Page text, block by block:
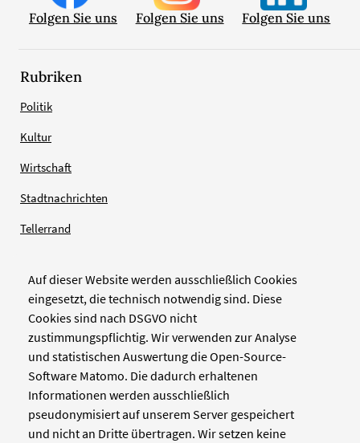
Auf dieser Website werden ausschließlich Cookies
eingesetzt, die technisch notwendig sind. Diese
Cookies sind nach DSGVO nicht
zustimmungspflichtig. Wir verwenden zur Analyse
und statistischen Auswertung die Open-Source-
Software Matomo. Die dadurch erhaltenen
Informationen werden ausschließlich
pseudonymisiert auf unserem Server gespeichert
und nicht an Dritte übertragen. Wir setzen keine
Folgen Sie uns Folgen Sie uns Folgen Sie uns
Rubriken
Politik
Kultur
Wirtschaft
Stadtnachrichten
Tellerrand
Verlag
Pinienstraße 2
40233 Düsseldorf
www.zellwerk.com